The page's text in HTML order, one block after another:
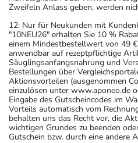
Zweifeln Anlass geben, werden
12: Nur für Neukunden mit
"10NEU26" erhalten Sie 10 %
einem Mindestbestellwert von 49
anwendbar auf rezeptpflichtige
Säuglingsanfangsnahrung und
Bestellungen über
Aktionsvorteilen (ausgenommen
einzulösen unter www.aponeo.de
Eingabe des Gutscheincodes im
Vorteils automatisch vom
behalten uns das Recht vor, die
wichtigen Grundes zu beenden
Gutschein bzw. durch eine andere